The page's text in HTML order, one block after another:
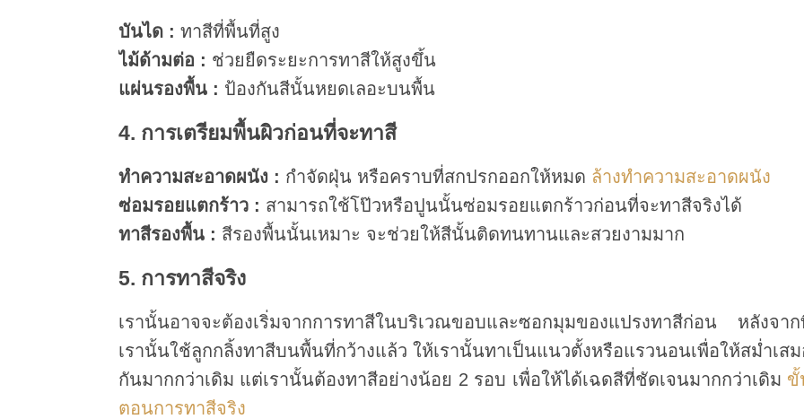
บันได : ทาสีที่พื้นที่สูง
ไม้ด้ามต่อ : ช่วยยืดระยะการทาสีให้สูงขึ้น
แผ่นรองพื้น : ป้องกันสีนั้นหยดเลอะบนพื้น
4. การเตรียมพื้นผิวก่อนที่จะทาสี
ทำความสะอาดผนัง : กำจัดฝุ่น หรือคราบที่สกปรกออกให้หมด ล้างทำความสะอาดผนัง
ซ่อมรอยแตกร้าว : สามารถใช้โป๊วหรือปูนนั้นซ่อมรอยแตกร้าวก่อนที่จะทาสีจริงได้
ทาสีรองพื้น : สีรองพื้นนั้นเหมาะ จะช่วยให้สีนั้นติดทนทานและสวยงามมาก
5. การทาสีจริง
เรานั้นอาจจะต้องเริ่มจากการทาสีในบริเวณขอบและซอกมุมของแปรงทาสีก่อน หลังจาก
เรานั้นใช้ลูกกลิ้งทาสีบนพื้นที่กว้างแล้ว ให้เรานั้นทาเป็นแนวตั้งหรือแรวนอนเพื่อให้สม่ำเสม
กันมากกว่าเดิม แต่เรานั้นต้องทาสีอย่างน้อย 2 รอบ เพื่อให้ได้เฉดสีที่ชัดเจนมากกว่าเดิม ขั้
ตอนการทาสีจริง